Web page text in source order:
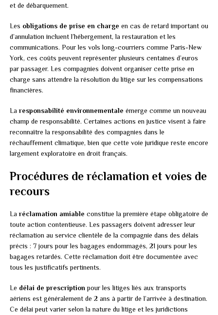
et de débarquement.
Les obligations de prise en charge en cas de retard important ou
d’annulation incluent l’hébergement, la restauration et les
communications. Pour les vols long-courriers comme Paris-New
York, ces coûts peuvent représenter plusieurs centaines d’euros
par passager. Les compagnies doivent organiser cette prise en
charge sans attendre la résolution du litige sur les compensations
financières.
La responsabilité environnementale émerge comme un nouveau
champ de responsabilité. Certaines actions en justice visent à faire
reconnaître la responsabilité des compagnies dans le
réchauffement climatique, bien que cette voie juridique reste encore
largement exploratoire en droit français.
Procédures de réclamation et voies de
recours
La réclamation amiable constitue la première étape obligatoire de
toute action contentieuse. Les passagers doivent adresser leur
réclamation au service clientèle de la compagnie dans des délais
précis : 7 jours pour les bagages endommagés, 21 jours pour les
bagages retardés. Cette réclamation doit être documentée avec
tous les justificatifs pertinents.
Le délai de prescription pour les litiges liés aux transports
aériens est généralement de 2 ans à partir de l’arrivée à destination.
Ce délai peut varier selon la nature du litige et les juridictions